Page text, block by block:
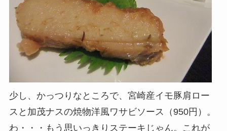
少し、かっつりなところで、宮崎産イモ豚肩ロー
スと加茂ナスの焼物洋風ワサビソース（950円）。
わ・・・もう思いっきりステーキじゃん。これが